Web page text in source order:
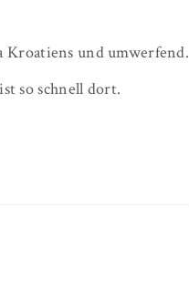
Kroatiens und umwerfend.
so schnell dort.